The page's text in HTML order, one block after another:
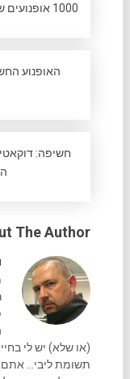
1000 אופנועים שונים באופנוע אחד?
האופנוע
The Author
(או שלא) יש לי
תשומת ליבי... אתם